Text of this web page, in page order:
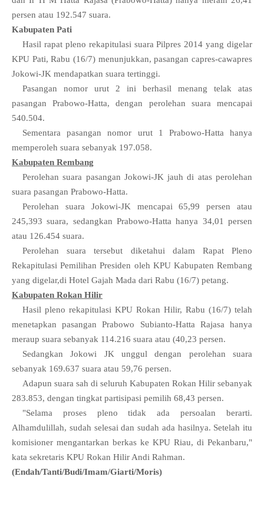
persen atau 192.547 suara.
Kabupaten Pati
Hasil rapat pleno rekapitulasi suara Pilpres 2014 yang digelar
KPU Pati, Rabu (16/7) menunjukkan, pasangan capres-cawapres
Jokowi-JK mendapatkan suara tertinggi.
Pasangan nomor urut 2 ini berhasil menang telak atas
pasangan Prabowo-Hatta, dengan perolehan suara mencapai
540.504.
Sementara pasangan nomor urut 1 Prabowo-Hatta hanya
memperoleh suara sebanyak 197.058.
Kabupaten Rembang
Perolehan suara pasangan Jokowi-JK jauh di atas perolehan
suara pasangan Prabowo-Hatta.
Perolehan suara Jokowi-JK mencapai 65,99 persen atau
245,393 suara, sedangkan Prabowo-Hatta hanya 34,01 persen
atau 126.454 suara.
Perolehan suara tersebut diketahui dalam Rapat Pleno
Rekapitulasi Pemilihan Presiden oleh KPU Kabupaten Rembang
yang digelar,di Hotel Gajah Mada dari Rabu (16/7) petang.
Kabupaten Rokan Hilir
Hasil pleno rekapitulasi KPU Rokan Hilir, Rabu (16/7) telah
menetapkan pasangan Prabowo Subianto-Hatta Rajasa hanya
meraup suara sebanyak 114.216 suara atau (40,23 persen.
Sedangkan Jokowi JK unggul dengan perolehan suara
sebanyak 169.637 suara atau 59,76 persen.
Adapun suara sah di seluruh Kabupaten Rokan Hilir sebanyak
283.853, dengan tingkat partisipasi pemilih 68,43 persen.
"Selama proses pleno tidak ada persoalan berarti.
Alhamdulillah, sudah selesai dan sudah ada hasilnya. Setelah itu
komisioner mengantarkan berkas ke KPU Riau, di Pekanbaru,"
kata sekretaris KPU Rokan Hilir Andi Rahman.
(Endah/Tanti/Budi/Imam/Giarti/Moris)